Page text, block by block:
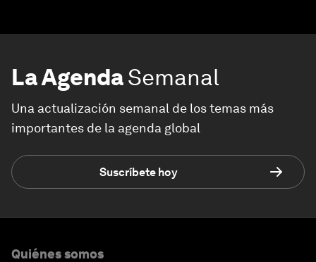
La AgendaSemanal
Una actualización semanal de los temas más
importantes de la agenda global
Suscríbete hoy
Quiénes somos